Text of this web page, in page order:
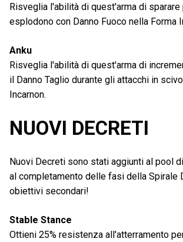
Risveglia l'abilità di quest'arma di
esplodono con Danno Fuoco nella Forma
Anku
Risveglia l'abilità di quest'arma di
il Danno Taglio durante gli attacchi in
Incarnon.
NUOVI DECRETI
Nuovi Decreti sono stati aggiunti al pool
al completamento delle fasi della Spirale
obiettivi secondari!
Stable Stance
Ottieni 25% resistenza all'atterramento